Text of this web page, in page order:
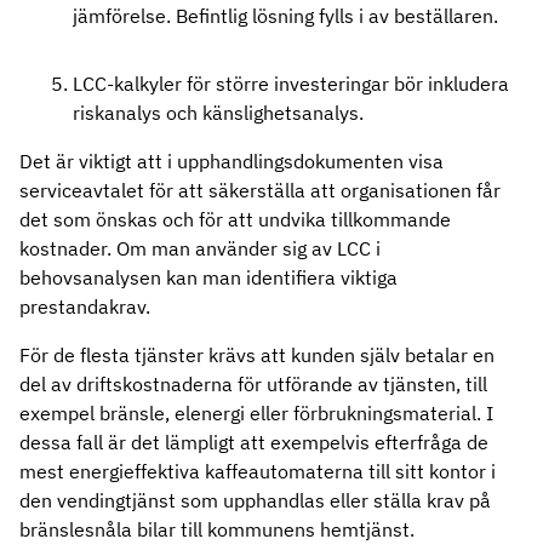
jämförelse. Befintlig lösning fylls i av beställaren.
LCC-kalkyler för större investeringar bör inkludera
riskanalys och känslighetsanalys.
Det är viktigt att i upphandlingsdokumenten visa
serviceavtalet för att säkerställa att organisationen får
det som önskas och för att undvika tillkommande
kostnader. Om man använder sig av LCC i
behovsanalysen kan man identifiera viktiga
prestandakrav.
För de flesta tjänster krävs att kunden själv betalar en
del av driftskostnaderna för utförande av tjänsten, till
exempel bränsle, elenergi eller förbrukningsmaterial. I
dessa fall är det lämpligt att exempelvis efterfråga de
mest energieffektiva kaffeautomaterna till sitt kontor i
den vendingtjänst som upphandlas eller ställa krav på
bränslesnåla bilar till kommunens hemtjänst.